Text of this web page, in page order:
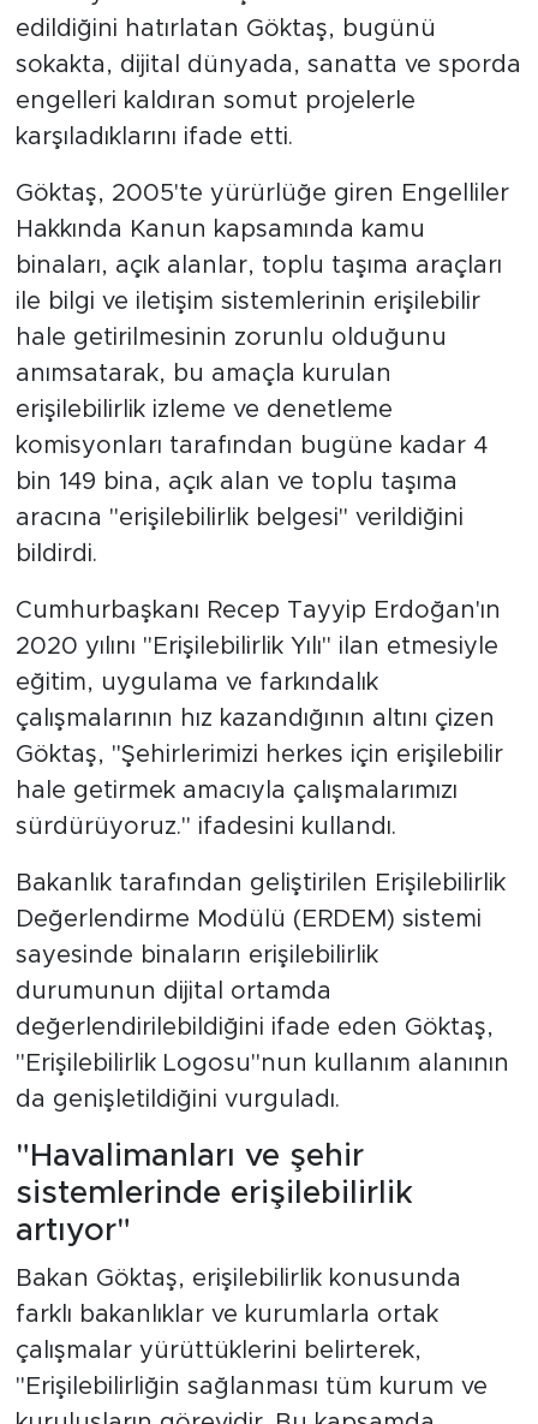
edildiğini hatırlatan Göktaş, bugünü
sokakta, dijital dünyada, sanatta ve sporda
engelleri kaldıran somut projelerle
karşıladıklarını ifade etti.
Göktaş, 2005'te yürürlüğe giren Engelliler
Hakkında Kanun kapsamında kamu
binaları, açık alanlar, toplu taşıma araçları
ile bilgi ve iletişim sistemlerinin erişilebilir
hale getirilmesinin zorunlu olduğunu
anımsatarak, bu amaçla kurulan
erişilebilirlik izleme ve denetleme
komisyonları tarafından bugüne kadar 4
bin 149 bina, açık alan ve toplu taşıma
aracına "erişilebilirlik belgesi" verildiğini
bildirdi.
Cumhurbaşkanı Recep Tayyip Erdoğan'ın
2020 yılını "Erişilebilirlik Yılı" ilan etmesiyle
eğitim, uygulama ve farkındalık
çalışmalarının hız kazandığının altını çizen
Göktaş, "Şehirlerimizi herkes için erişilebilir
hale getirmek amacıyla çalışmalarımızı
sürdürüyoruz." ifadesini kullandı.
Bakanlık tarafından geliştirilen Erişilebilirlik
Değerlendirme Modülü (ERDEM) sistemi
sayesinde binaların erişilebilirlik
durumunun dijital ortamda
değerlendirilebildiğini ifade eden Göktaş,
"Erişilebilirlik Logosu"nun kullanım alanının
da genişletildiğini vurguladı.
"Havalimanları ve şehir
sistemlerinde erişilebilirlik
artıyor"
Bakan Göktaş, erişilebilirlik konusunda
farklı bakanlıklar ve kurumlarla ortak
çalışmalar yürüttüklerini belirterek,
"Erişilebilirliğin sağlanması tüm kurum ve